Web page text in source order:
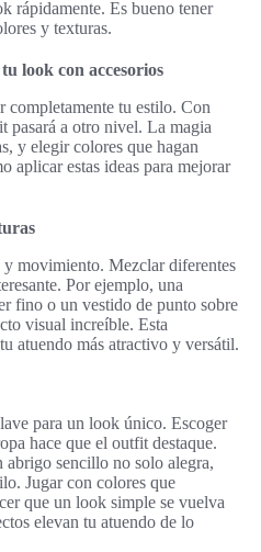
rápidamente. Es bueno tener
y texturas.
look con accesorios
completamente tu estilo. Con
pasará a otro nivel. La magia
y elegir colores que hagan
aplicar estas ideas para mejorar
movimiento. Mezclar diferentes
Por ejemplo, una
fino o un vestido de punto sobre
visual increíble. Esta
atuendo más atractivo y versátil.
para un look único. Escoger
hace que el outfit destaque.
sencillo no solo alegra,
Jugar con colores que
que un look simple se vuelva
elevan tu atuendo de lo